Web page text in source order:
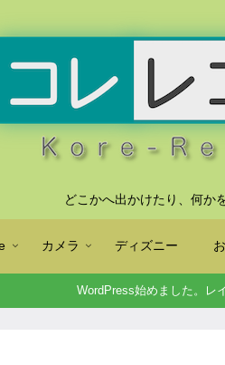
どこかへ出かけたり、何か
カメラ ディズニー
WordPress始めました。レ